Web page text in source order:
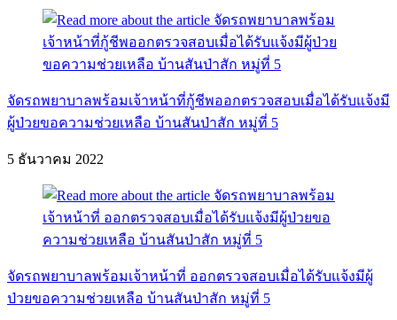
จัดรถพยาบาลพร้อมเจ้าหน้าที่กู้ชีพออกตรวจสอบเมื่อได้รับแจ้งมี
ผู้ป่วยขอความช่วยเหลือ บ้านสันป่าสัก หมู่ที่ 5
5 ธันวาคม 2022
จัดรถพยาบาลพร้อมเจ้าหน้าที่ ออกตรวจสอบเมื่อได้รับแจ้งมีผู้
ป่วยขอความช่วยเหลือ บ้านสันป่าสัก หมู่ที่ 5